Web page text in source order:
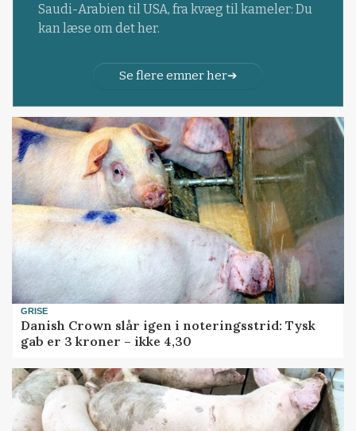
Saudi-Arabien til USA, fra kvæg til kameler: Du
kan læse om det her.
Se flere emner her
GRISE
Danish Crown slår igen i noteringsstrid: Tysk
gab er 3 kroner – ikke 4,30